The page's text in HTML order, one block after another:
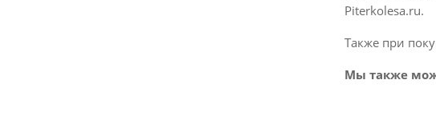
Piterkolesa.ru.
Также при
Мы также